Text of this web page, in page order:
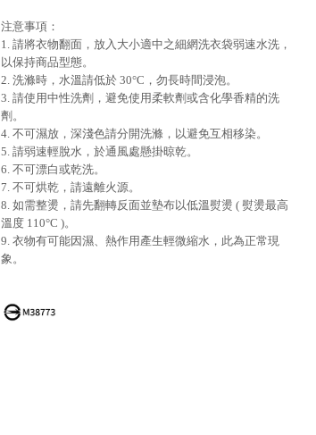
注意事項：
1. 請將衣物翻面，放入大小適中之細網洗衣袋弱速水洗，
以保持商品型態。
2. 洗滌時，水溫請低於 30°C，勿長時間浸泡。
3. 請使用中性洗劑，避免使用柔軟劑或含化學香精的洗
劑。
4. 不可濕放，深淺色請分開洗滌，以避免互相移染。
5. 請弱速輕脫水，於通風處懸掛晾乾。
6. 不可漂白或乾洗。
7. 不可烘乾，請遠離火源。
8. 如需整燙，請先翻轉反面並墊布以低溫熨燙 ( 熨燙最高
溫度 110°C )。
9. 衣物有可能因濕、熱作用產生輕微縮水，此為正常現
象。